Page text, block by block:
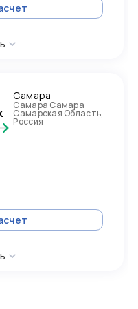
Самара
Самара Самара
Самарская Область,
Россия